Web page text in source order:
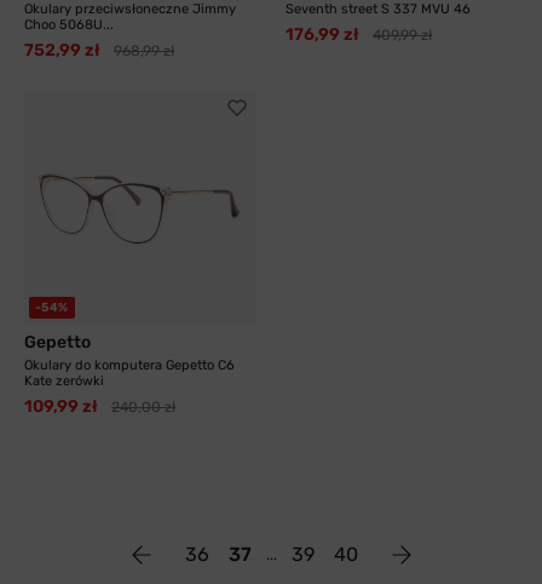
Okulary przeciwsłoneczne Jimmy
Choo 5068U...
752,99 zł 968,99 zł
Seventh street S 337 MVU 46
176,99 zł 409,99 zł
-54%
Gepetto
Okulary do komputera Gepetto C6
Kate zerówki
109,99 zł 240,00 zł
36 37 39 40